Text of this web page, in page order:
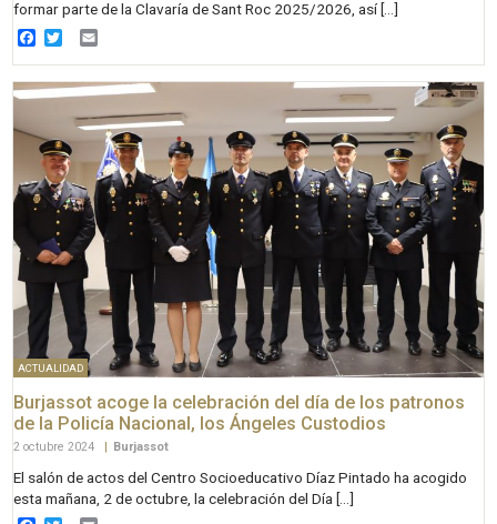
formar parte de la Clavaría de Sant Roc 2025/2026, así […]
Facebook
Twitter
ACTUALIDAD
Burjassot acoge la celebración del día de los patronos
de la Policía Nacional, los Ángeles Custodios
2 octubre 2024 | Burjassot
El salón de actos del Centro Socioeducativo Díaz Pintado ha acogido
esta mañana, 2 de octubre, la celebración del Día […]